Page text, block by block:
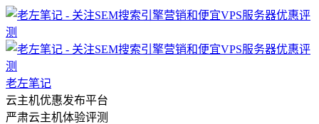
老左笔记
云主机优惠发布平台
严肃云主机体验评测